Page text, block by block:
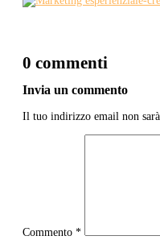
0 commenti
Invia un commento
Il tuo indirizzo email non
Commento *